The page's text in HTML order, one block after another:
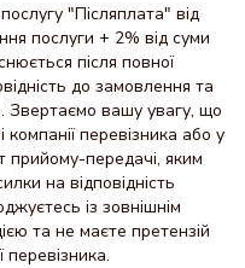
"Післяплата" від
послуги + 2% від суми
після повної
до замовлення та
Звертаємо вашу увагу, що
компанії перевізника або у
прийому-передачі, яким
на відповідність
із зовнішнім
та не маєте претензій
перевізника.